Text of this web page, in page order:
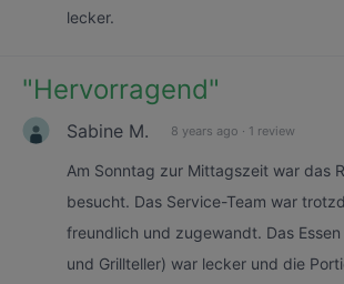
lecker.
"Hervorragend"
Sabine M. 8 years ago · 1 review
Am Sonntag zur Mittagszeit war das
besucht. Das Service-Team war
freundlich und zugewandt. Das
und Grillteller) war lecker und die